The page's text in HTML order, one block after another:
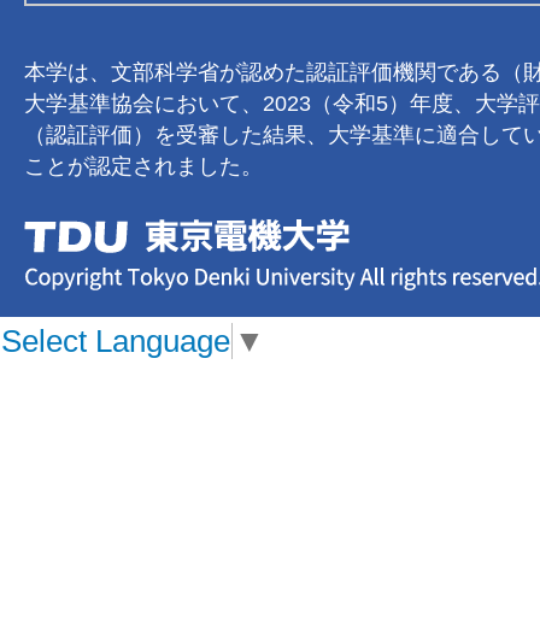
本学は、文部科学省が認めた認証評価機関である（
大学基準協会において、2023（令和5）年度、大学
（認証評価）を受審した結果、大学基準に適合して
ことが認定されました。
Select Language ▼